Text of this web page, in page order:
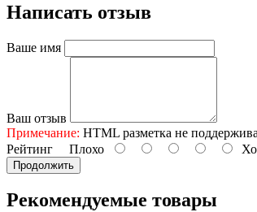
Написать отзыв
Ваше имя
Ваш отзыв
Примечание: HTML разметка не
Рейтинг Плохо
Продолжить
Рекомендуемые товары